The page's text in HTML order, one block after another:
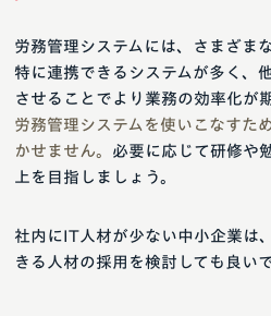
労務管理システムには、さまざま
特に連携できるシステムが多く、
させることでより業務の効率化が
労務管理システムを使いこなすた
かせません。 必要に応じて研修や
上を目指しましょう。
社内にIT人材が少ない中小企業は
きる人材の採用を検討しても良い